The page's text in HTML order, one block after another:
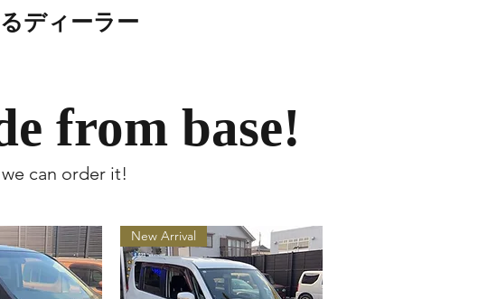
ディーラー
from base!
can order it!
New Arrival